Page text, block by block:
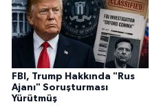
FBI, Trump Hakkında "Rus
Ajanı" Soruşturması
Yürütmüş